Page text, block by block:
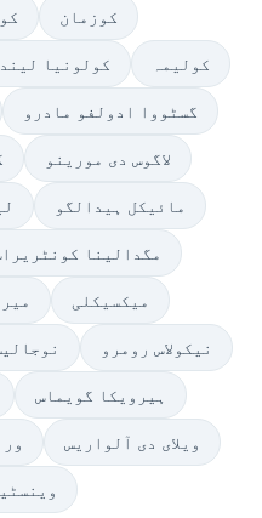
کوزمان
کولونیا کولیمہ
گسٹووا ادولفو مادرو
لاگوس دی مورینو
مائیکل ہیدالگو
مگدالینا
میکسیکلی
نیکولاس رومرو
ہیرویکا گویماس
ویلای دی آلواریس